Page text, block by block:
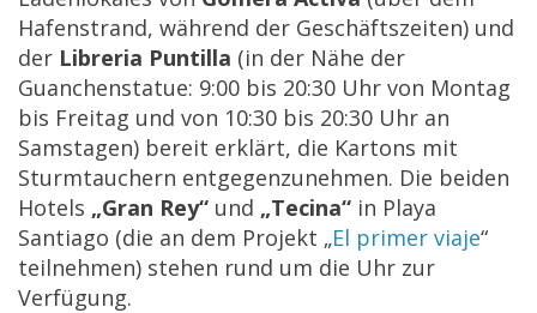
Hafenstrand, während der Geschäftszeiten) und
der Libreria Puntilla (in der Nähe der
Guanchenstatue: 9:00 bis 20:30 Uhr von Montag
bis Freitag und von 10:30 bis 20:30 Uhr an
Samstagen) bereit erklärt, die Kartons mit
Sturmtauchern entgegenzunehmen. Die beiden
Hotels „Gran Rey“ und „Tecina“ in Playa
Santiago (die an dem Projekt „El primer viaje“
teilnehmen) stehen rund um die Uhr zur
Verfügung.